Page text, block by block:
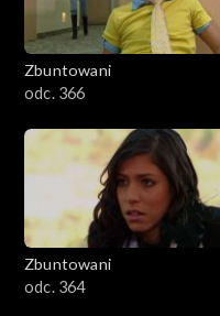
Zbuntowani
odc. 366
Zbuntowani
odc. 364